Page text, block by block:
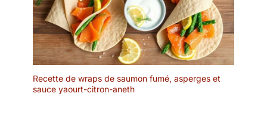
sont soigneusement
conçues pour ajouter de
l'élégance et de la
sophistication à votre
table. La finition miroir
lustrée et le design
classique conviennent à
dans la tasse à café pour
assurer un mélange
optimal de café et de
mousse de lait. La
longueur contribue non
puissance de mélange
efficace, mais fait
Recette de wraps de saumon fumé, asperges et
sauce yaourt-citron-aneth